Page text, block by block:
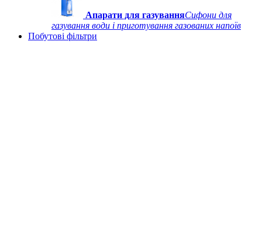
Апарати для газуванняСифони для
газування води і приготування газованих напоїв
Побутові фільтри